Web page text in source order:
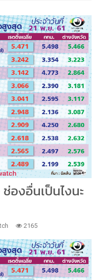
องอื่นเป็นไงนะ
2165